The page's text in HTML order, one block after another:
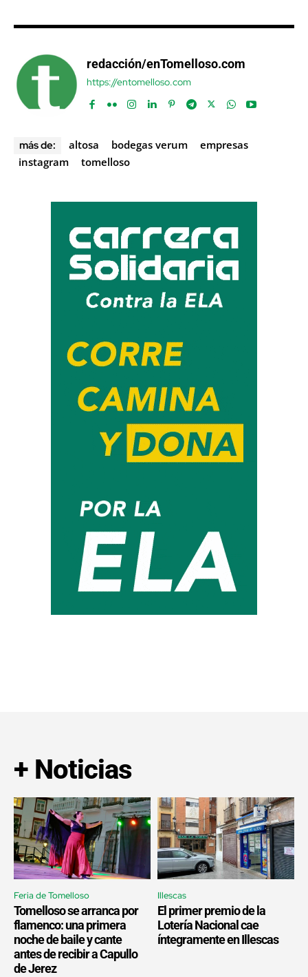
redacción/enTomelloso.com
https://entomelloso.com
más de: altosa bodegas verum
empresas
instagram
tomelloso
+ Noticias
Feria de Tomelloso
Tomelloso se arranca por
flamenco: una primera
noche de baile y cante
antes de recibir a Capullo
de Jerez
Illescas
El primer premio de la
Lotería Nacional cae
íntegramente en Illescas